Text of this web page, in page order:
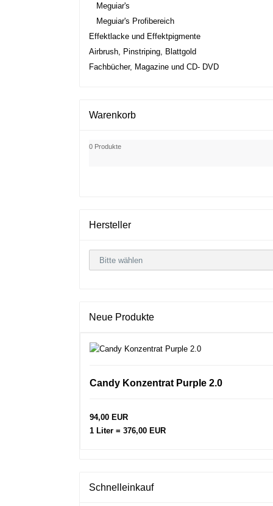
Meguiar's
Meguiar's Profibereich
Effektlacke und Effektpigmente
Airbrush, Pinstriping, Blattgold
Fachbücher, Magazine und CD- DVD
Warenkorb
0 Produkte
Hersteller
Neue Produkte
Candy Konzentrat Purple 2.0
94,00 EUR
1 Liter = 376,00 EUR
Schnelleinkauf